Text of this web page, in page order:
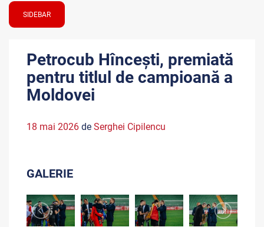
SIDEBAR
Petrocub Hîncești, premiată
pentru titlul de campioană a
Moldovei
18 mai 2026 de Serghei Cipilencu
GALERIE